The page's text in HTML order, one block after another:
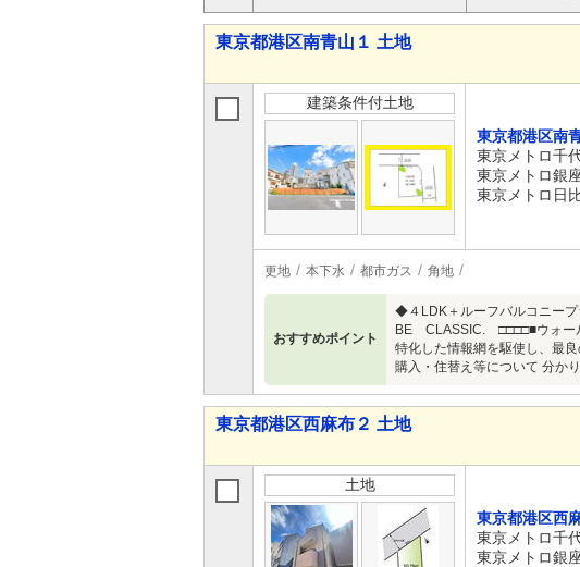
東京都港区南青山１ 土地
建築条件付土地
東京都港区南
東京メトロ千
東京メトロ銀
東京メトロ日
更地 本下水 都市ガス 角地
おすすめポイント
◆４LDK＋ルーフバルコニー
BE CLASSIC. □□□□■ウォー
特化した情報網を駆使し、最
購入・住替え等について 分か
東京都港区西麻布２ 土地
土地
東京都港区西
東京メトロ千
東京メトロ銀